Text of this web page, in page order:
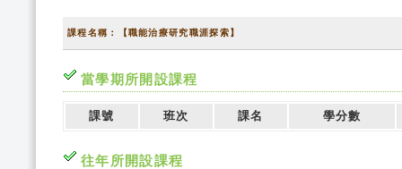
課程名稱：【職能治療研究職涯探索】
當學期所開設課程
課號 班次 課名 學分數
往年所開設課程